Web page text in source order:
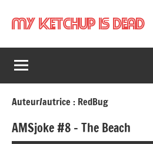
My Ketchup Is Dead
Auteur/autrice : RedBug
AMSjoke #8 – The Beach